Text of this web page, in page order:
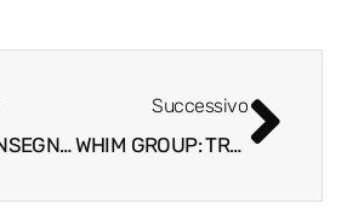
DALLA CONSEGNA AL CAMBIAMENTO: IL MODELLO INPOST STA RIDISEGNANDO LA LOGISTICA DELL’ULTIMO MIGLIO
Successivo
WHIM GROUP: TRADIZIONE, CREATIVITÀ E VISIONE IMPRENDITORIALE NELLA NUOVA RISTORAZIONE ITALIANA